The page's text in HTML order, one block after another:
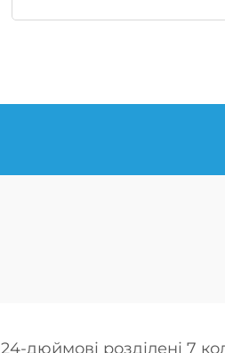
24-дюймові розділені 7